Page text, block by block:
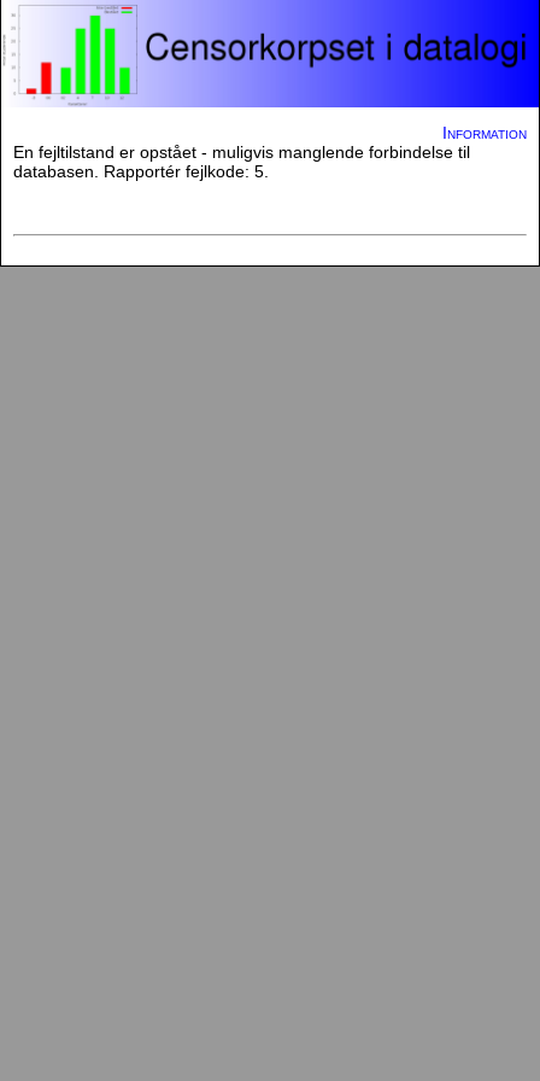
Information
En fejltilstand er opstået - muligvis manglende forbindelse til
databasen. Rapportér fejlkode: 5.